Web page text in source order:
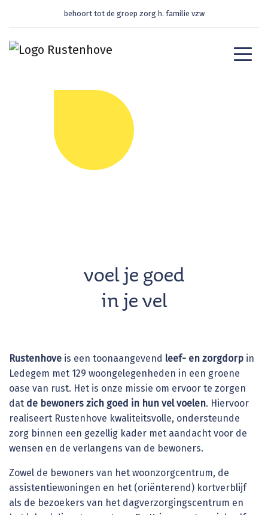
behoort tot de groep zorg h. familie vzw
voel je goed
in je vel
Rustenhove is een toonaangevend leef- en zorgdorp in
Ledegem met 129 woongelegenheden in een groene
oase van rust. Het is onze missie om ervoor te zorgen
dat de bewoners zich goed in hun vel voelen. Hiervoor
realiseert Rustenhove kwaliteitsvolle, ondersteunde
zorg binnen een gezellig kader met aandacht voor de
wensen en de verlangens van de bewoners.
Zowel de bewoners van het woonzorgcentrum, de
assistentiewoningen en het (oriënterend) kortverblijf
als de bezoekers van het dagverzorgingscentrum en